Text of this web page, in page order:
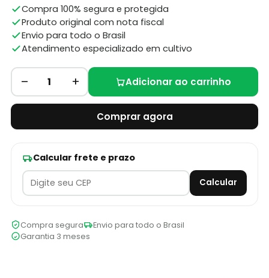
Compra 100% segura e protegida
Produto original com nota fiscal
Envio para todo o Brasil
Atendimento especializado em cultivo
– 1 + Adicionar ao carrinho
Comprar agora
Calcular frete e prazo
Calcular
Compra segura
Envio para todo o Brasil
Garantia 3 meses